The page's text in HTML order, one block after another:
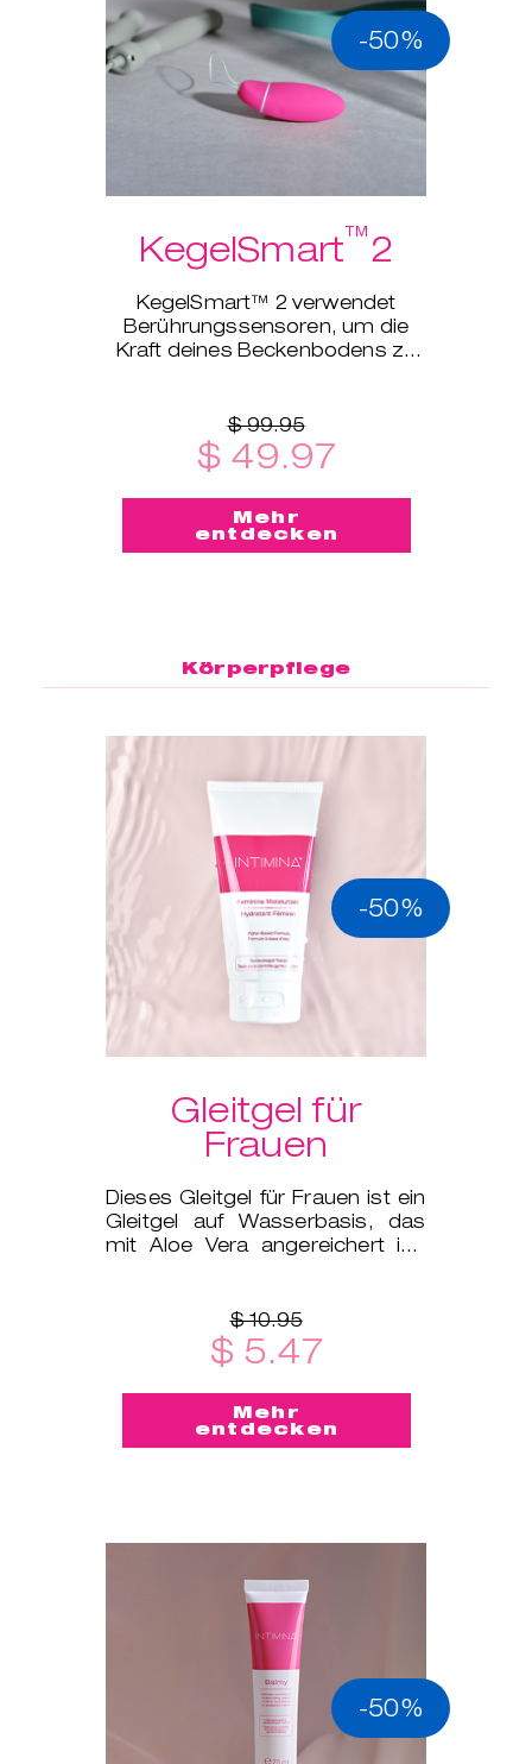
-50%
KegelSmart™2
KegelSmart™ 2 verwendet
Berührungssensoren, um die
Kraft deines Beckenbodens zu
$ 99.95
$ 49.97
Mehr
entdecken
Körperpflege
-50%
Gleitgel für
Frauen
Dieses Gleitgel für Frauen ist ein
Gleitgel auf Wasserbasis, das
mit Aloe Vera angereichert ist,
$ 10.95
$ 5.47
Mehr
entdecken
-50%